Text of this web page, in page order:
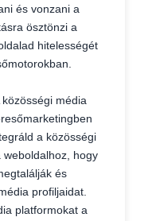
és vonzani a
ösztönzi a
hitelességét
média
a közösségi
hogy
és
profiljaidat.
platformokat a